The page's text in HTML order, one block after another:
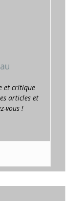
et critique
articles et
vous !